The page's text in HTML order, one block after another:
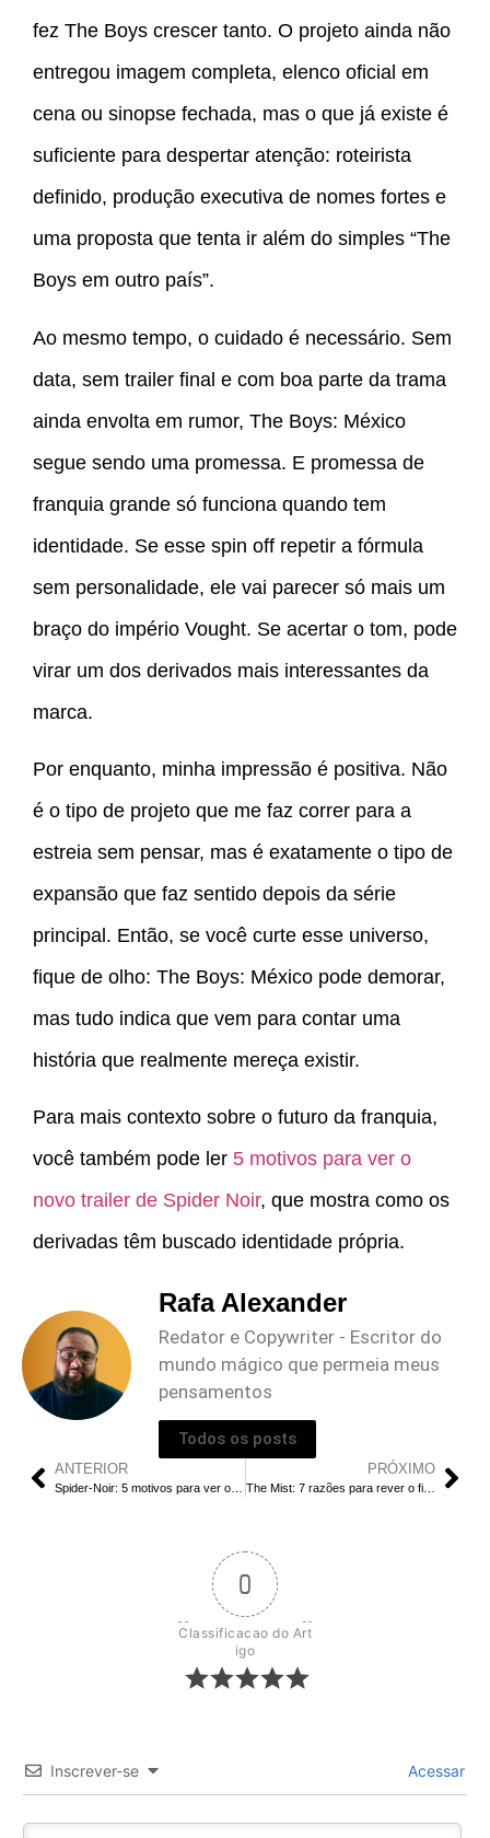
fez The Boys crescer tanto. O projeto ainda não
entregou imagem completa, elenco oficial em
cena ou sinopse fechada, mas o que já existe é
suficiente para despertar atenção: roteirista
definido, produção executiva de nomes fortes e
uma proposta que tenta ir além do simples “The
Boys em outro país”.
Ao mesmo tempo, o cuidado é necessário. Sem
data, sem trailer final e com boa parte da trama
ainda envolta em rumor, The Boys: México
segue sendo uma promessa. E promessa de
franquia grande só funciona quando tem
identidade. Se esse spin off repetir a fórmula
sem personalidade, ele vai parecer só mais um
braço do império Vought. Se acertar o tom, pode
virar um dos derivados mais interessantes da
marca.
Por enquanto, minha impressão é positiva. Não
é o tipo de projeto que me faz correr para a
estreia sem pensar, mas é exatamente o tipo de
expansão que faz sentido depois da série
principal. Então, se você curte esse universo,
fique de olho: The Boys: México pode demorar,
mas tudo indica que vem para contar uma
história que realmente mereça existir.
Para mais contexto sobre o futuro da franquia,
você também pode ler 5 motivos para ver o
novo trailer de Spider Noir, que mostra como os
derivadas têm buscado identidade própria.
Rafa Alexander
Redator e Copywriter - Escritor do
mundo mágico que permeia meus
pensamentos
Todos os posts
ANTERIOR
Spider-Noir: 5 motivos para ver o novo trailer
PRÓXIMO
The Mist: 7 razões para rever o final cruel
0
Classificacao do Art
igo
Inscrever-se Acessar